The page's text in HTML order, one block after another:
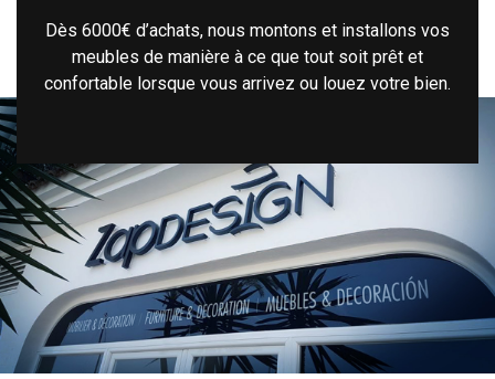
Dès 6000€ d’achats, nous montons et installons vos
meubles de manière à ce que tout soit prêt et
confortable lorsque vous arrivez ou louez votre bien.